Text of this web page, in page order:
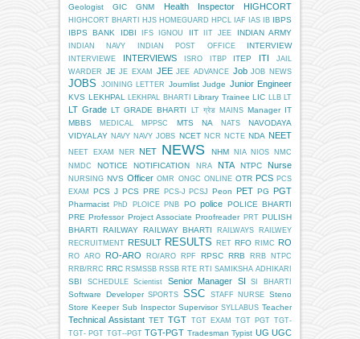
Geologist GIC GNM Health Inspector HIGHCORT
HIGHCORT BHARTI HJS HOMEGUARD HPCL IAF IAS IB IBPS
IBPS BANK
IDBI IFS IGNOU IIT IIT JEE INDIAN ARMY
INDIAN NAVY INDIAN POST OFFICE INTERVIEW
INTERVIEWE INTERVIEWS ISRO ITBP ITEP ITI
JAIL
WARDER JE JE EXAM JEE JEE ADVANCE Job JOB NEWS
JOBS JOINING LETTER Journlist Judge Junior Engineer
KVS LEKHPAL LEKHPAL BHARTI Library Trainee LIC LLB LT
LT Grade LT GRADE BHARTI LT ग्रेड MAINS Manager IT
MBBS
MEDICAL MPPSC MTS NA NATS
NAVODAYA
VIDYALAY NAVY NAVY JOBS NCET NCR NCTE NDA NEET
NEET EXAM NER NET NEWS NHM NIA NIOS
NMC
NMDC
NOTICE NOTIFICATION NRA NTA NTPC Nurse
NURSING NVS Officer OMR ONGC ONLINE OTR PCS PCS
EXAM
PCS J PCS PRE PCS-J PCSJ Peon PET PG PGT
Pharmacist PhD PLOICE PNB PO police POLICE BHARTI
PRE Professor Project Associate Proofreader PRT PULISH
BHARTI
RAILWAY RAILWAY BHARTI RAILWAYS
RAILWEY
RECRUITMENT RESULT RESULTS RET RFO RIMC RO
RO ARO RO-ARO RO/ARO RPF RPSC RRB
RRB NTPC
RRB/RRC RRC RSMSSB RSSB RTE RTI SAMIKSHA ADHIKARI
SBI SCHEDULE Scientist Senior Manager SI SI BHARTI
Software Developer SPORTS SSC STAFF NURSE
Steno
Store Keeper Sub Inspector Supervisor SYLLABUS Teacher
Technical Assistant TET TGT TGT EXAM TGT PGT TGT-
TGT- PGT TGT--PGT TGT-PGT Tradesman Typist UG UGC